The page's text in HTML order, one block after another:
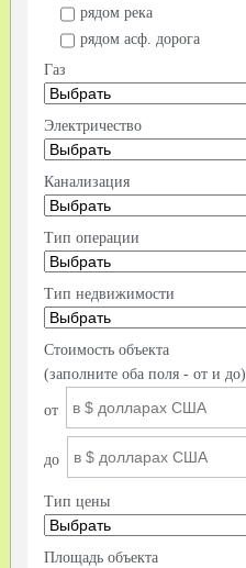
рядом река
рядом асф. дорога
Газ
Электричество
Канализация
Тип операции
Тип недвижимости
Стоимость объекта
(заполните оба поля - от и до)
от
до
Тип цены
Площадь объекта